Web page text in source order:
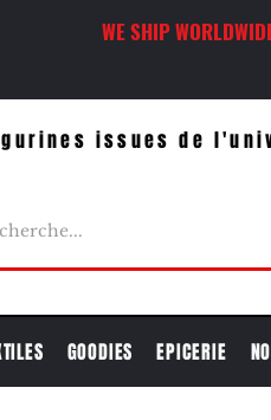
WE SHIP
issues de
GOODIES EPICERIE